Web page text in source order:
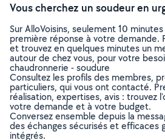
Vous cherchez un soudeur en
Sur AlloVoisins, seulement 10
première réponse à votre demande.
et trouvez en quelques minutes un
autour de chez vous, pour votre
chaudronnerie - soudure
Consultez les profils des membres,
particuliers, qui vous ont contacté.
réalisation, expertises, avis : trouvez
votre demande et à votre budget.
Conversez ensemble depuis la
des échanges sécurisés et efficaces
intégrés.